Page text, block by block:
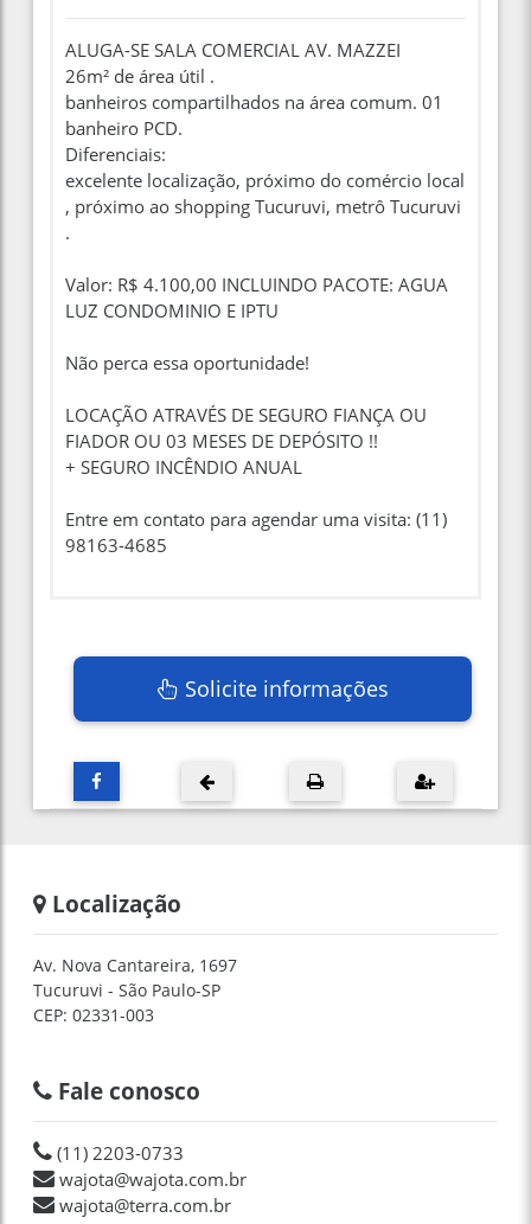
ALUGA-SE SALA COMERCIAL AV. MAZZEI
26m² de área útil .
banheiros compartilhados na área comum. 01
banheiro PCD.
Diferenciais:
excelente localização, próximo do comércio local
, próximo ao shopping Tucuruvi, metrô Tucuruvi
.
Valor: R$ 4.100,00 INCLUINDO PACOTE: AGUA
LUZ CONDOMINIO E IPTU
Não perca essa oportunidade!
LOCAÇÃO ATRAVÉS DE SEGURO FIANÇA OU
FIADOR OU 03 MESES DE DEPÓSITO !!
+ SEGURO INCÊNDIO ANUAL
Entre em contato para agendar uma visita: (11)
98163-4685
Solicite informações
Localização
Av. Nova Cantareira, 1697
Tucuruvi - São Paulo-SP
CEP: 02331-003
Fale conosco
(11) 2203-0733
wajota@wajota.com.br
wajota@terra.com.br